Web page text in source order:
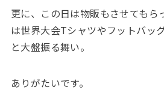
更に、この日は物販もさせてもら
は世界大会Tシャツやフットバッ
と大盤振る舞い。
ありがたいです。